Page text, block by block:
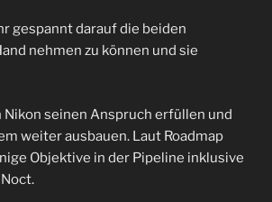
gespannt darauf die beiden
nehmen zu können und sie
seinen Anspruch erfüllen und
weiter ausbauen. Laut Roadmap
Objektive in der Pipeline inklusive